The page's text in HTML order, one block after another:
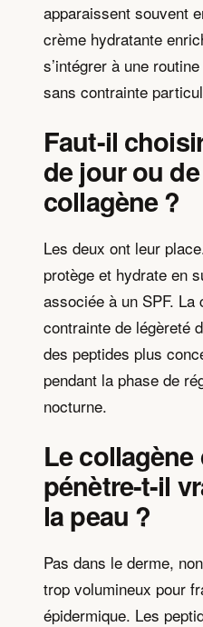
apparaissent souvent
crème hydratante
s’intégrer à une
sans contrainte
Faut-il
de jour ou
collagène ?
Les deux ont leur
protège et hydrate en
associée à un SPF.
contrainte de légèreté
des peptides plus
pendant la phase de
nocturne.
Le collagène
pénètre-t-il
la peau ?
Pas dans le derme,
trop volumineux pour
épidermique. Les